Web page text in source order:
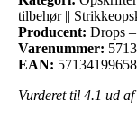
tilbehør ||
Producent: Drops
Varenummer:
EAN:
Vurderet til 4.1 ud af